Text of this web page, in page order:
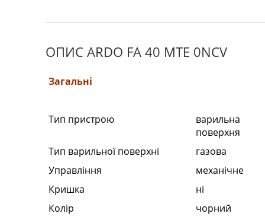
ОПИС ARDO FA 40 MTE 0NCV
Загальні
Тип пристрою
варильна
поверхня
Тип варильної поверхні
газова
Управління
механічне
Кришка
ні
Колір
чорний